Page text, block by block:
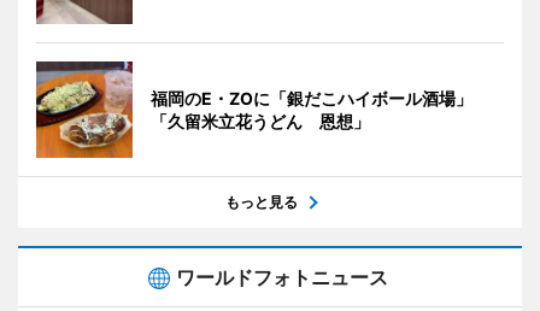
福岡のE・ZOに「銀だこハイボール酒場」
「久留米立花うどん 恩想」
もっと見る
ワールドフォトニュース